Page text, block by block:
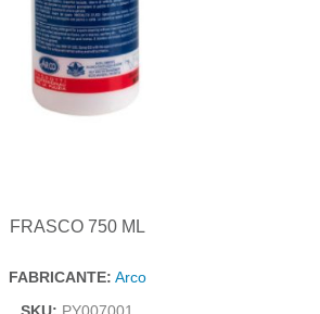
FRASCO 750 ML
FABRICANTE: Arco